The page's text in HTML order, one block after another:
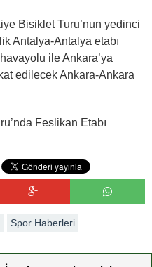
Bisiklet Turu’nun yedinci
Antalya-Antalya etabı
ile Ankara’ya
edilecek Ankara-Ankara
Feslikan Etabı
Spor Haberleri